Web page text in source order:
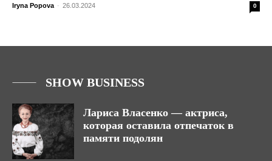
Iryna Popova - 26.03.2024 0
SHOW BUSINESS
Лариса Власенко — актриса,
которая оставила отпечаток в
памяти подолян